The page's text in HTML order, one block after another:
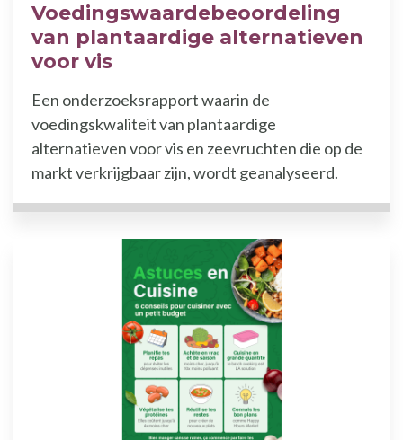
Voedingswaardebeoordeling
van plantaardige alternatieven
voor vis
Een onderzoeksrapport waarin de
voedingskwaliteit van plantaardige
alternatieven voor vis en zeevruchten die op de
markt verkrijgbaar zijn, wordt geanalyseerd.